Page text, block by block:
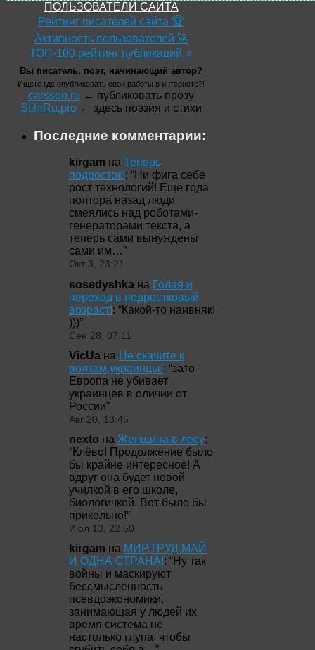
ПОЛЬЗОВАТЕЛИ САЙТА
Рейтинг писателей сайта 🏆
Активность пользователей 🚀
ТОП-100 рейтинг публикаций ⭐
Вы писатель, поэт, начинающий автор?
Ищете где опубликовать свои работы в интернете?!
carsson.ru ← публиковать прозу
StihiRu.pro ← здесь поэзия и стихи
Последние комментарии:
kirgam на Теперь
подросток!: “Ни фига себе
рост технологий! Ещё года
полтора назад люди
смеялись над роботами-
генераторами текста, а
теперь сами вынуждены
сами им…”
Окт 3, 23:21
sosedyshka на Голая и
переход в подростковый
возраст!: “Какой-то наивняк!
)))”
Сен 28, 07:11
VicUa на Не скачите к
волкам,украинцы!: “зато
Европа не убивает
украинцев в оличии от
России”
Авг 20, 13:45
nexto на Женщина в лесу:
“Клёво! Продолжение было
бы крайне интересное! А
вдруг она будет новой
училкой в его школе,
биологичкой. Вот было бы
прикольно!”
Июл 13, 22:50
kirgam на МИР,ТРУД,МАЙ
И ОДНА СТРАНА!: “Ну так
войны и маскируют
бессмысленность
псевдоэкономики,
занимающая у людей их
время система не
настолько глупа, чтобы